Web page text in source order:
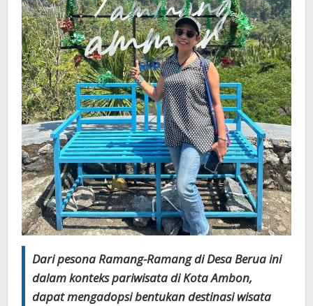
Dari pesona Ramang-Ramang di Desa Berua ini
dalam konteks pariwisata di Kota Ambon,
dapat mengadopsi bentukan destinasi wisata